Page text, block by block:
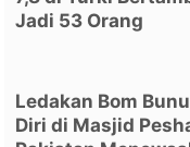
Jadi 53 Orang
Ledakan Bom
Diri di Masjid